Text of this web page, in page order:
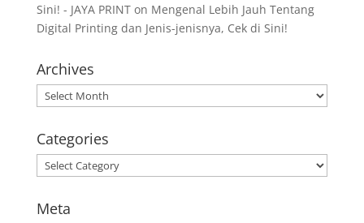
Sini! - JAYA PRINTon Mengenal Lebih Jauh Tentang
Digital Printing dan Jenis-jenisnya, Cek di Sini!
Archives
Archives
Categories
Categories
Meta